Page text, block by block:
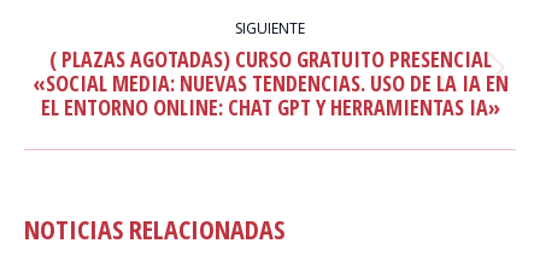
SIGUIENTE
Publicación
siguiente:
( PLAZAS AGOTADAS) CURSO GRATUITO PRESENCIAL
«SOCIAL MEDIA: NUEVAS TENDENCIAS. USO DE LA IA EN
EL ENTORNO ONLINE: CHAT GPT Y HERRAMIENTAS IA»
NOTICIAS RELACIONADAS